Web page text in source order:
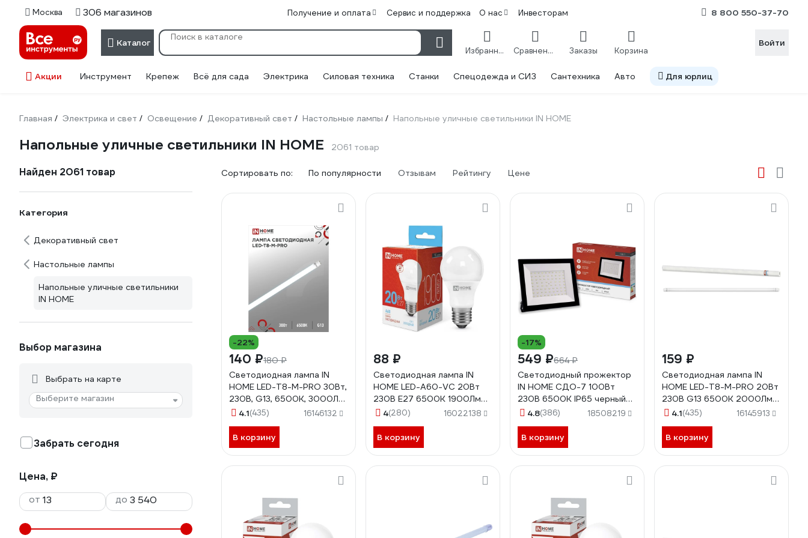
Москва 306 магазинов Получение и оплата Сервис и поддержка О нас Инвесторам 8 800 550-37-70
Каталог
Избранное Сравнение Заказы Корзина
Войти
Акции Инструмент Крепеж Всё для сада Электрика Силовая техника Станки Спецодежда и СИЗ Сантехника Авто Для юрлиц
Главная / Электрика и свет / Освещение / Декоративный свет / Настольные лампы / Напольные уличные светильники IN HOME
Напольные уличные светильники IN HOME 2061 товар
Найден 2061 товар
Категория
Декоративный свет
Настольные лампы
Напольные уличные светильники
IN HOME
Выбор магазина
Выбрать на карте
Выберите магазин
Забрать сегодня
Цена, ₽
от
до
Сортировать по: По популярности Отзывам Рейтингу Цене
-22%
140 ₽180 ₽
Светодиодная лампа IN
HOME LED-T8-М-PRO 30Вт,
230В, G13, 6500К, 3000Лм,
1200мм, матовая
4.1(435) 16146132
В корзину
88 ₽
Светодиодная лампа IN
HOME LED-A60-VC 20Вт
230В Е27 6500К 1900Лм
4690612020310
4(280) 16022138
В корзину
-17%
549 ₽664 ₽
Светодиодный прожектор
IN HOME СДО-7 100Вт
230В 6500К IP65 черный
4690612034652
4.8(386) 18508219
В корзину
159 ₽
Светодиодная лампа IN
HOME LED-T8-М-PRO 20Вт
230В G13 6500К 2000Лм
1200мм матовая
4.1(435) 16145913
В корзину